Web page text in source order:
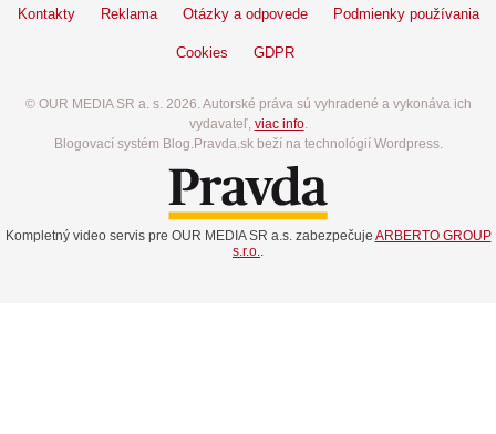
Kontakty Reklama Otázky a odpovede Podmienky používania
Cookies GDPR
© OUR MEDIA SR a. s. 2026. Autorské práva sú vyhradené a vykonáva ich
vydavateľ, viac info.
Blogovací systém Blog.Pravda.sk beží na technológií Wordpress.
Kompletný video servis pre OUR MEDIA SR a.s. zabezpečuje ARBERTO GROUP
s.r.o.